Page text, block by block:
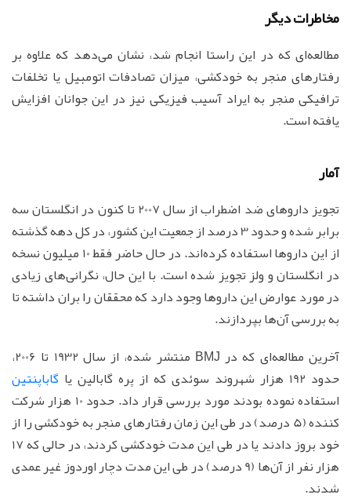
مخاطرات دیگر
مطالعه‌ای که در این راستا انجام شد، نشان می‌دهد که علاوه بر
رفتارهای منجر به خودکشی، میزان تصادفات اتومبیل یا تخلفات
ترافیکی منجر به ایراد آسیب فیزیکی نیز در این جوانان افزایش
یافته است.
آمار
تجویز داروهای ضد اضطراب از سال 2007 تا کنون در انگلستان سه
برابر شده و حدود 3 درصد از جمعیت این کشور، در کل دهه گذشته
از این داروها استفاده کرده‌اند. در حال حاضر فقط 10 میلیون نسخه
در انگلستان و ولز تجویز شده است. با این حال، نگرانی‌های زیادی
در مورد عوارض این داروها وجود دارد که محققان را بران داشته تا
به بررسی آن‌ها بپردازند.
آخرین مطالعه‌ای که در BMJ منتشر شده، از سال 1932 تا 2006،
حدود 192 هزار شهروند سوئدی که از پره گابالین یا
گاباپنتین
استفاده نموده بودند مورد بررسی قرار داد. حدود 10 هزار شرکت
کننده (5 درصد) در طی این زمان رفتارهای منجر به خودکشی را از
خود بروز دادند یا در طی این مدت خودکشی کردند، در حالی که 17
هزار نفر از آن‌ها (9 درصد) در طی این مدت دچار اوردوز غیر عمدی
شدند.